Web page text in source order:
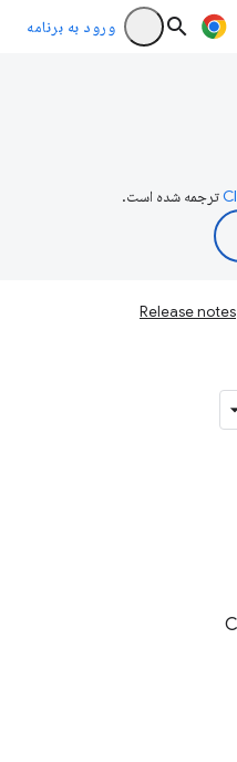
ورود به برنامه
ترجمه شده است.
Release notes